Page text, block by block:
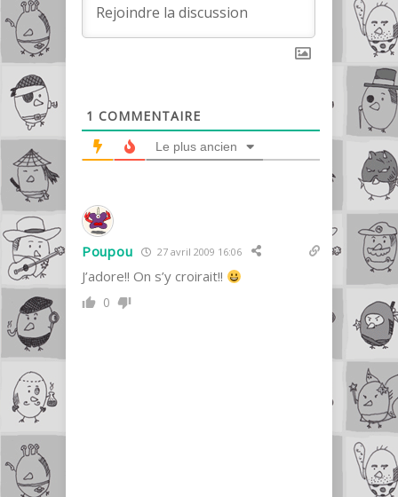
1 COMMENTAIRE
Le plus ancien
Poupou 27 avril 2009 16:06
J’adore!! On s’y croirait!!
0